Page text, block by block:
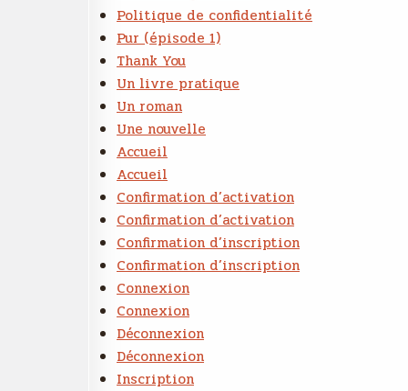
Politique de confidentialité
Pur (épisode 1)
Thank You
Un livre pratique
Un roman
Une nouvelle
Accueil
Accueil
Confirmation d’activation
Confirmation d’activation
Confirmation d’inscription
Confirmation d’inscription
Connexion
Connexion
Déconnexion
Déconnexion
Inscription